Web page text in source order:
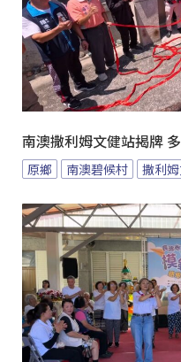
南澳撒利姆文健站揭牌
原鄉 南澳碧候村 撒利